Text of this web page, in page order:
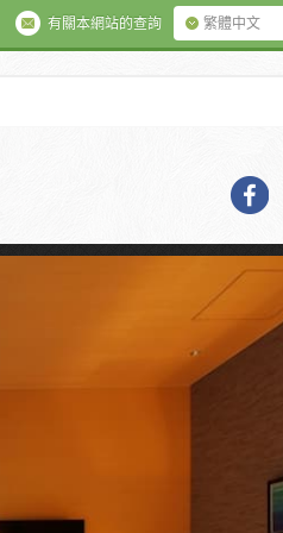
繁體中文
有關本網站的查詢